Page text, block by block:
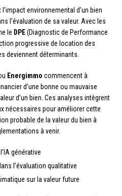
l’impact environnemental d’un bien
l’évaluation de sa valeur. Avec les
le DPE(Diagnostic de Performance
progressive de location des
deviennent déterminants.
Energimmo commencent à
d’une bonne ou mauvaise
d’un bien. Ces analyses intègrent
nécessaires pour améliorer cette
probable de la valeur du bien à
à venir.
générative
l’évaluation qualitative
sur la valeur future